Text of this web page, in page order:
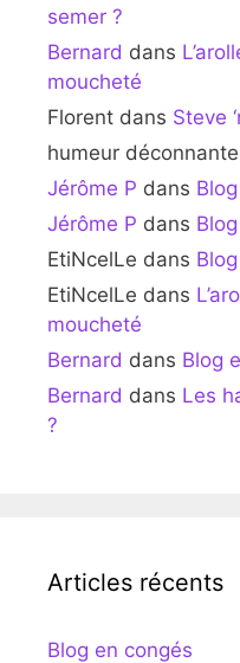
semer ?
Bernard dans
moucheté
Florent dans Steve
humeur déconnante
Jérôme P dans
Jérôme P dans
EtiNcelLe dans
EtiNcelLe dans
moucheté
Bernard dans Blog
Bernard dans Les
?
Articles récents
Blog en congés